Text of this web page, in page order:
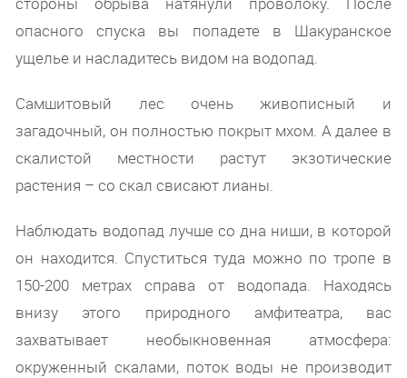
опасного спуска вы попадете в Шакуранское
ущелье и насладитесь видом на водопад.
Самшитовый лес очень живописный и
загадочный, он полностью покрыт мхом. А далее в
скалистой местности растут экзотические
растения – со скал свисают лианы.
Наблюдать водопад лучше со дна ниши, в которой
он находится. Спуститься туда можно по тропе в
150-200 метрах справа от водопада. Находясь
внизу этого природного амфитеатра, вас
захватывает необыкновенная атмосфера:
окруженный скалами, поток воды не производит